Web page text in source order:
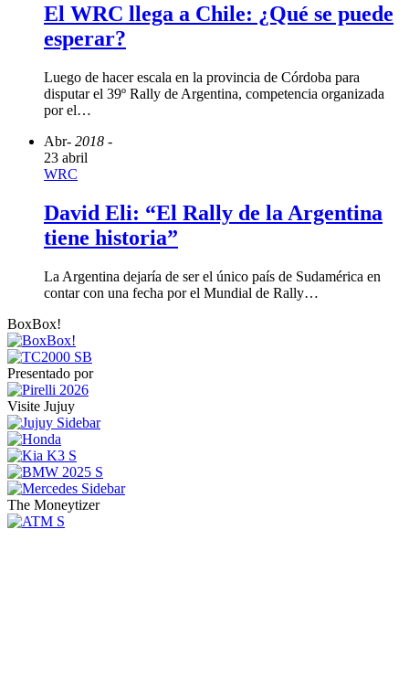
El WRC llega a Chile: ¿Qué se puede
esperar?
Luego de hacer escala en la provincia de Córdoba para
disputar el 39º Rally de Argentina, competencia organizada
por el…
Abr- 2018 -
23 abril
WRC
David Eli: “El Rally de la Argentina
tiene historia”
La Argentina dejaría de ser el único país de Sudamérica en
contar con una fecha por el Mundial de Rally…
BoxBox!
Presentado por
Visite Jujuy
The Moneytizer